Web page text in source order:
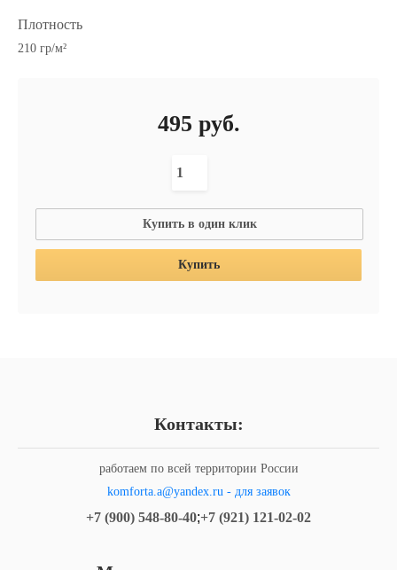
Плотность
210 гр/м²
495 руб.
Купить в один клик
Купить
Контакты:
работаем по всей территории России
komforta.a@yandex.ru - для заявок
+7 (900) 548-80-40;+7 (921) 121-02-02